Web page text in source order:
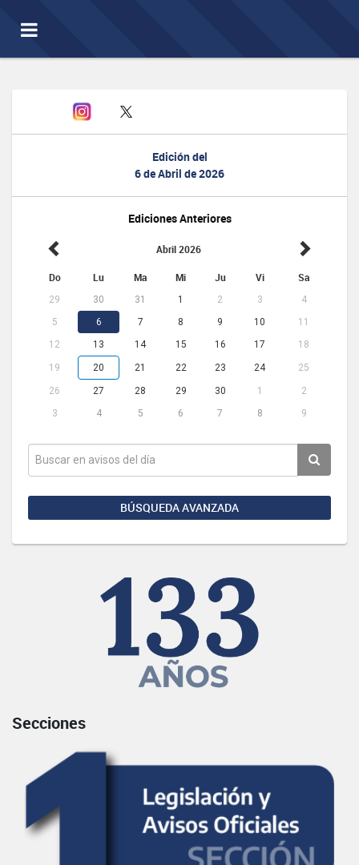
Toggle
navigation
Edición del
6 de Abril de 2026
Ediciones Anteriores
Abril 2026
Do Lu Ma Mi Ju Vi Sa
29 30 31 1 2 3
4
5
6 7 8 9 10
11
12
13 14 15 16 17 18
19 20 21 22 23 24 25
26 27 28 29 30 1
2
3
4 5 6 7 8 9
BÚSQUEDA AVANZADA
Secciones